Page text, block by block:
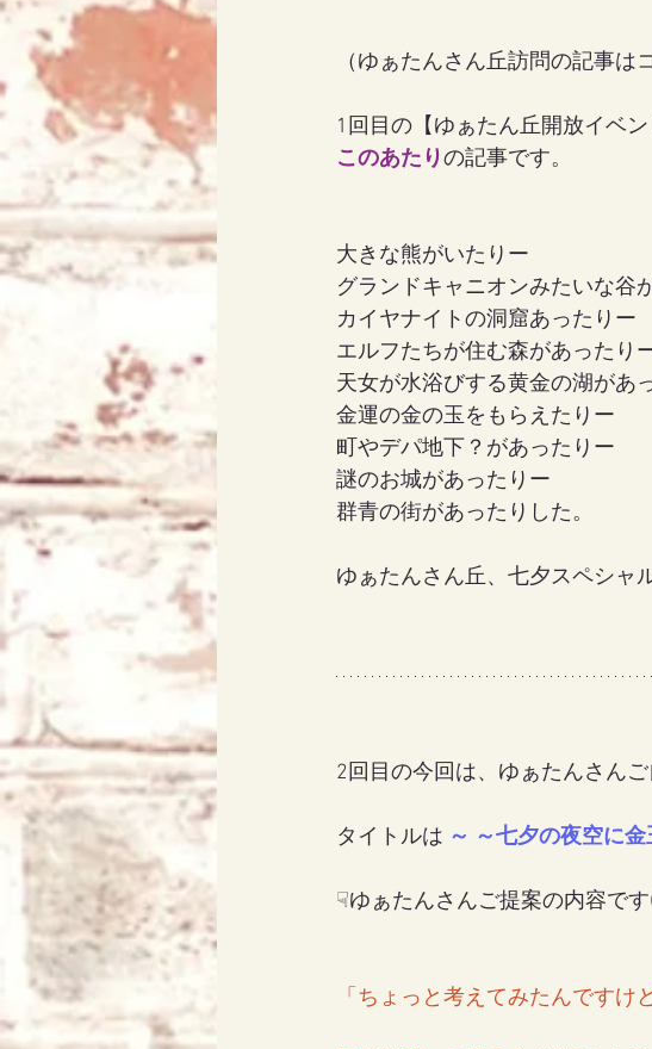
天使エリア 女の地球の守
（ゆぁたんさん丘訪問の記事は
1回目の【ゆぁたん丘開放イベ
このあたりの記事です。
大きな熊がいたりー
グランドキャニオンみたいな谷
カイヤナイトの洞窟あったりー
エルフたちが住む森があったり
天女が水浴びする黄金の湖があ
金運の金の玉をもらえたりー
町やデパ地下？があったりー
謎のお城があったりー
群青の街があったりした。
ゆぁたんさん丘、七夕スペシャ
2回目の今回は、ゆぁたんさん
タイトルは ～ ～七夕の夜空に
☟ゆぁたんさんご提案の内容で
「ちょっと考えてみたんですけ